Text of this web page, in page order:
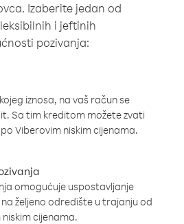
Izaberite jedan od
i jeftinih
pozivanja:
iznosa, na vaš račun se
Sa tim kreditom možete zvati
Viberovim niskim cijenama.
omogućuje uspostavljanje
željeno odredište u trajanju od
cijenama.